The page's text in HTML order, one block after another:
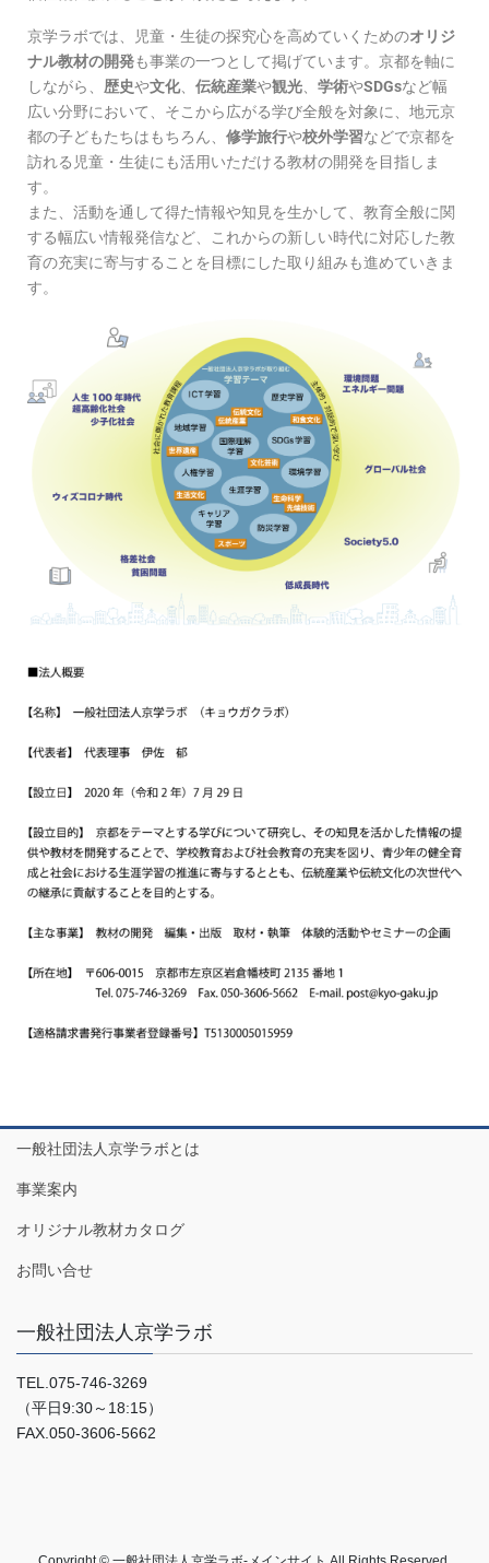
京学ラボでは、児童・生徒の探究心を高めていくためのオリジ
ナル教材の開発も事業の一つとして掲げています。京都を軸に
しながら、 歴史や文化、 伝統産業や観光、 学術やSDGsなど幅
広い分野において、そこから広がる学び全般を対象に、地元京
都の子どもたちはもちろん、 修学旅行や校外学習などで京都を
訪れる児童・生徒にも活用いただける教材の開発を目指しま
す。
また、活動を通して得た情報や知見を生かして、教育全般に関
する幅広い情報発信など、これからの新しい時代に対応した教
育の充実に寄与することを目標にした取り組みも進めていきま
す。
一般社団法人京学ラボとは
事業案内
オリジナル教材カタログ
お問い合せ
一般社団法人京学ラボ
TEL.075-746-3269
（平日9:30～18:15）
FAX.050-3606-5662